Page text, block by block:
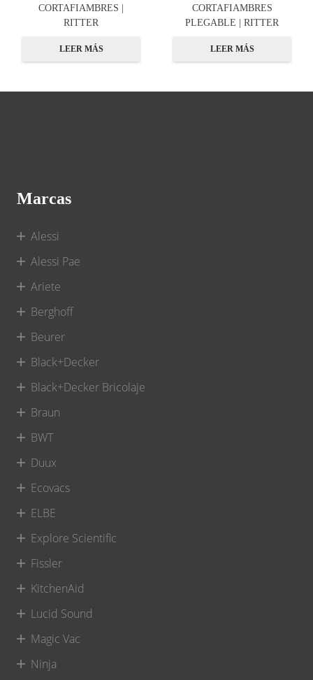
CORTAFIAMBRES |
RITTER
LEER MÁS
CORTAFIAMBRES
PLEGABLE | RITTER
LEER MÁS
Marcas
Alessi
Alessi Pae
Ariete
Berghoff
Beurer
Black+Decker
Black+Decker Bricolaje
Braun
BWT
Duux
Ecovacs
ELBE
Explore Scientific
Fissler
KitchenAid
Lucid Sound
Magic Vac
Ninja